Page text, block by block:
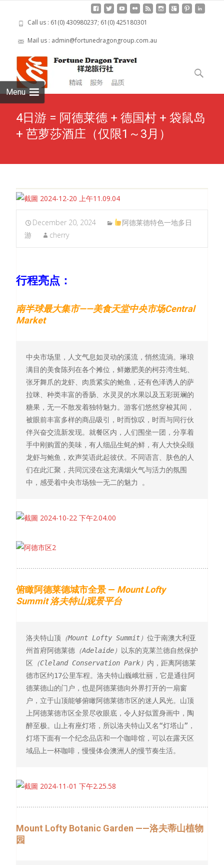
Call us : 61(0) 430980237; 61(0) 425180301
Mail us : admin@fortunedragongroup.com.au
Menu
content
Search
4日游 = 阿德莱德 + 德国村 + 袋鼠岛
+ 芭萝莎酒庄（仅限1～3月）
December 20, 2024
阿德莱德特色一地多日
游
cherry
行程亮点：
南半球最大集市——美食天堂中央市场Central
Market
中央市场里，人文气息如灵动的溪流，悄然流淌。琳琅
满目的美食陈列在各个摊位，鲜嫩肥美的柯芬湾生蚝、
张牙舞爪的龙虾、肉质紧实的鲍鱼，还有色泽诱人的萨
拉咪、种类丰富的香肠、水灵灵的水果以及五彩斑斓的
糖果，无一不散发着独特魅力。游客们悠然穿梭其间，
被眼前丰富多样的商品吸引，时而惊叹，时而与同行伙
伴兴奋交流新发现。就餐区内，人们围坐一团，分享着
手中刚购置的美味，有人细品生蚝的鲜，有人大快朵颐
龙虾与鲍鱼，欢声笑语此起彼伏。不同语言、肤色的人
们在此汇聚，共同沉浸在这充满烟火气与活力的氛围
中，感受着中央市场独一无二的魅力 。
俯瞰阿德莱德城市全景 — Mount Lofty
Summit洛夫特山观景平台
洛夫特山顶 （Mount Lofty Summit） 位于南澳大利亚
州首府阿德莱德 （Adelaide）
以东的克莱兰德自然保护
区 （Cleland Conservation Park） 内，距离阿德莱
德市区约17公里车程。洛夫特山巍峨壮丽，它是通往阿
德莱德山的门户，也是阿德莱德向外界打开的一扇窗
户，立于山顶能够俯瞰阿德莱德市区的迷人风光。山顶
上阿德莱德市区全景尽收眼底，令人好似置身画中，陶
醉至极。山上有座灯塔，所以洛夫特山又名“灯塔山”，
灯塔下面有一个纪念品店和一个咖啡馆，可以在露天区
域品上一杯咖啡，慢慢体会澳洲人的慢节奏生活。
Mount Lofty Botanic Garden ——洛夫蒂山植物
园